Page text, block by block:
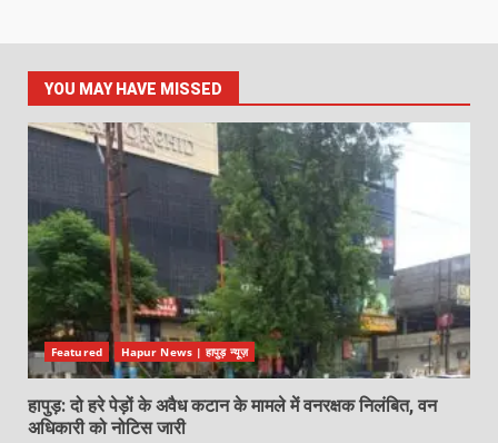
YOU MAY HAVE MISSED
Featured Hapur News | हापुड़ न्यूज़
हापुड़: दो हरे पेड़ों के अवैध कटान के मामले में वनरक्षक निलंबित, वन
अधिकारी को नोटिस जारी